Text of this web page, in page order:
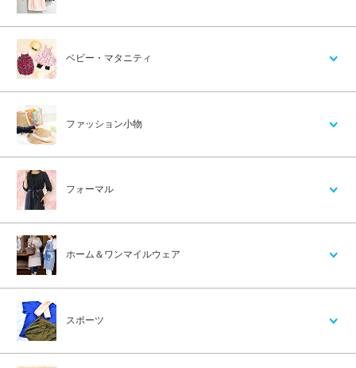
ベビー・マタニティ
ファッション小物
フォーマル
ホーム＆ワンマイルウェア
スポーツ